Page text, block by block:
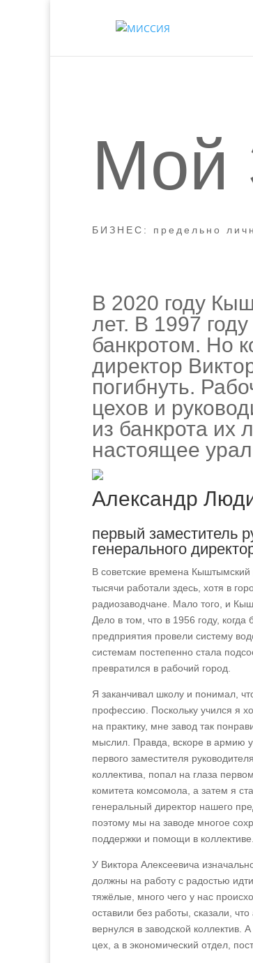
Мой
БИЗНЕС: предельно
В 2020 году
лет. В 1997
банкротом. Но
директор
погибнуть.
цехов и
из банкрота их
настоящее
Александр
первый заместитель
генерального
В советские времена
тысячи работали здесь, хотя в
радиозаводчане. Мало того, и
Дело в том, что в 1956 году,
предприятия провели систему
системам постепенно стала
превратился в рабочий город.
Я заканчивал школу и понимал,
профессию. Поскольку учился я
на практику, мне завод так
мыслил. Правда, вскоре в армию
первого заместителя
коллектива, попал на глаза
комитета комсомола, а затем я
генеральный директор нашего
поэтому мы на заводе многое
поддержки и помощи в коллективе.
У Виктора Алексеевича
должны на работу с радостью
тяжёлые, много чего у нас
оставили без работы, сказали,
вернулся в заводской коллектив.
цех, а в экономический отдел,